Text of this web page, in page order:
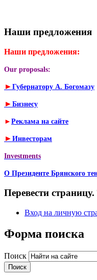
Наши предложения
Наши предложения:
Our proposals:
► Губернатору А. Богомазу
► Бизнесу
► Реклама на сайте
► Инвесторам
Investments
О Президенте Брянского
Перевести
Вход на личную
Форма поиска
Поиск